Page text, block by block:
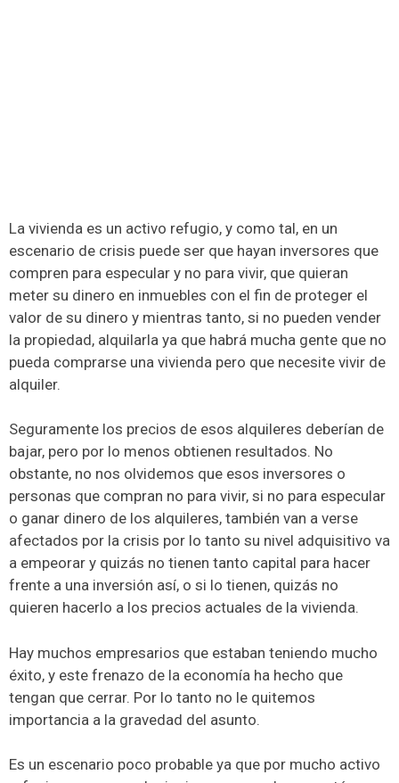
La vivienda es un activo refugio, y como tal, en un
escenario de crisis puede ser que hayan inversores que
compren para especular y no para vivir, que quieran
meter su dinero en inmuebles con el fin de proteger el
valor de su dinero y mientras tanto, si no pueden vender
la propiedad, alquilarla ya que habrá mucha gente que no
pueda comprarse una vivienda pero que necesite vivir de
alquiler.
Seguramente los precios de esos alquileres deberían de
bajar, pero por lo menos obtienen resultados. No
obstante, no nos olvidemos que esos inversores o
personas que compran no para vivir, si no para especular
o ganar dinero de los alquileres, también van a verse
afectados por la crisis por lo tanto su nivel adquisitivo va
a empeorar y quizás no tienen tanto capital para hacer
frente a una inversión así, o si lo tienen, quizás no
quieren hacerlo a los precios actuales de la vivienda.
Hay muchos empresarios que estaban teniendo mucho
éxito, y este frenazo de la economía ha hecho que
tengan que cerrar. Por lo tanto no le quitemos
importancia a la gravedad del asunto.
Es un escenario poco probable ya que por mucho activo